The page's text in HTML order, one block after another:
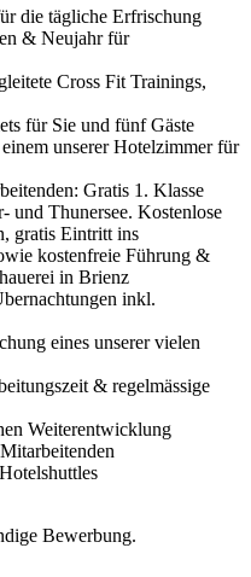
die tägliche Erfrischung
& Neujahr für
Cross Fit Trainings,
für Sie und fünf Gäste
unserer Hotelzimmer für
Gratis 1. Klasse
und Thunersee. Kostenlose
gratis Eintritt ins
kostenfreie Führung &
in Brienz
inkl.
eines unserer vielen
& regelmässige
Weiterentwicklung
Bewerbung.